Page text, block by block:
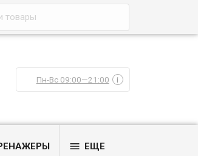
Пн-Вс 09:00—21:00 i
 ЕЩЕ